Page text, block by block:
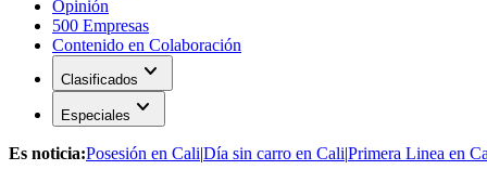
Opinión
500 Empresas
Contenido en Colaboración
Clasificados expand_more
Especiales expand_more
Es noticia:Posesión en Cali|Día sin carro en Cali|Primera Linea en